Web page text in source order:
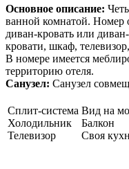
Основное описание:
ванной комнатой. Номер
диван-кровать или
кровати, шкаф,
В номере имеется
территорию отеля.
Санузел: Санузел
Сплит-система
Холодильник
Телевизор
Вид на
Балкон
Своя